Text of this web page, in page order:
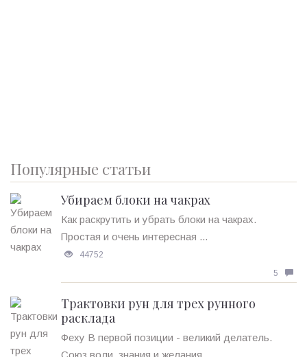
Популярные статьи
Убираем блоки на чакрах
Как раскрутить и убрать блоки на чакрах.
Простая и очень интересная ...
44752
5
Трактовки рун для трех рунного
расклада
Феху В первой позиции - великий делатель.
Союз воли, знания и желания. ...